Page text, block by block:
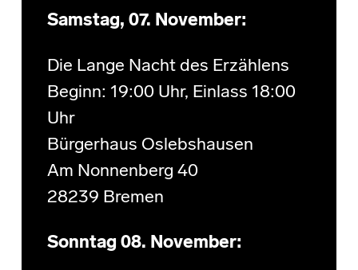
Samstag, 07. November:
Die Lange Nacht des Erzählens
Beginn: 19:00 Uhr, Einlass 18:00
Uhr
Bürgerhaus Oslebshausen
Am Nonnenberg 40
28239 Bremen
Sonntag 08. November: